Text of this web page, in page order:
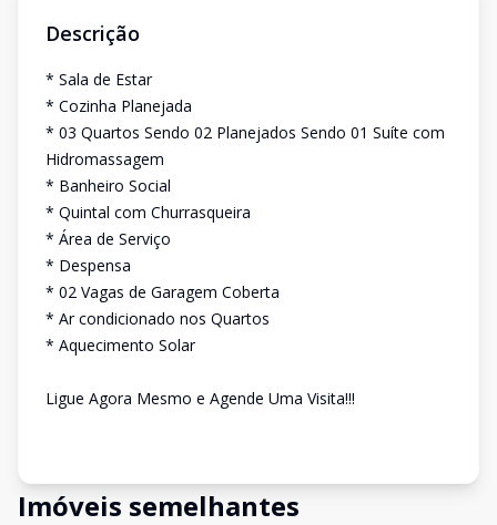
Descrição
* Sala de Estar
* Cozinha Planejada
* 03 Quartos Sendo 02 Planejados Sendo 01 Suíte com
Hidromassagem
* Banheiro Social
* Quintal com Churrasqueira
* Área de Serviço
* Despensa
* 02 Vagas de Garagem Coberta
* Ar condicionado nos Quartos
* Aquecimento Solar
Ligue Agora Mesmo e Agende Uma Visita!!!
Imóveis semelhantes